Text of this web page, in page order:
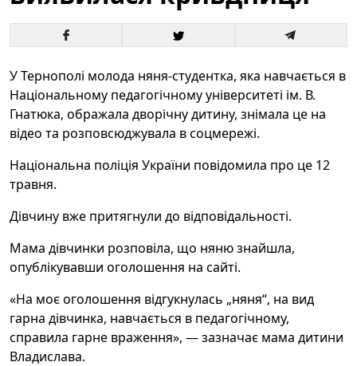
У Тернополі молода няня-студентка, яка навчається в
Національному педагогічному університеті ім. В.
Гнатюка, ображала дворічну дитину, знімала це на
відео та розповсюджувала в соцмережі.
Національна поліція України повідомила про це 12
травня.
Дівчину вже притягнули до відповідальності.
Мама дівчинки розповіла, що няню знайшла,
опублікувавши оголошення на сайті.
«На моє оголошення відгукнулась „няня“, на вид
гарна дівчинка, навчається в педагогічному,
справила гарне враження», — зазначає мама дитини
Владислава.